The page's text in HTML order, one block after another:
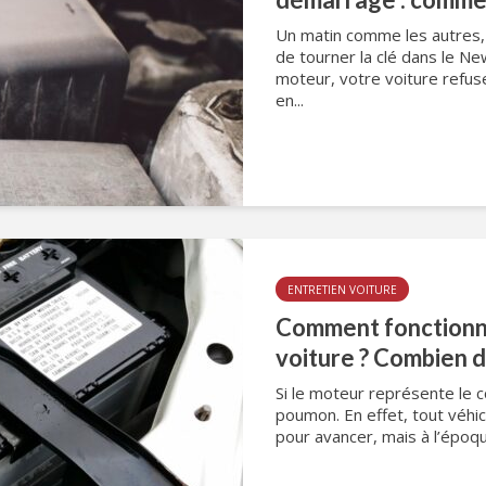
Un matin comme les
de tourner la clé dans le
moteur, votre voiture
en...
ENTRETIEN VOITURE
Comment
voiture ? Combien
Si le moteur représente le
poumon. En effet, tout
pour avancer, mais à